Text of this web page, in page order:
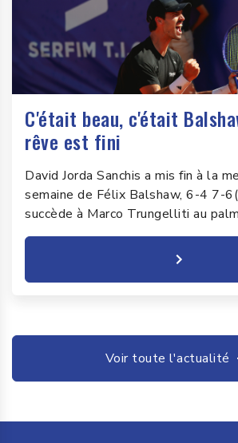
C'était beau, c'était
rêve est fini
David Jorda Sanchis a mis fin à la
semaine de Félix Balshaw, 6-4 7-
succède à Marco Trungelliti au
Voir toute l'actualité